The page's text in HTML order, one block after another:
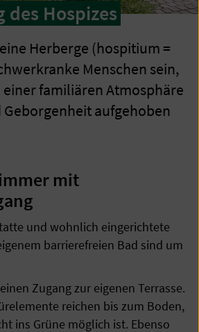
des Hospizes
Herberge (hospitium =
Menschen sein,
einer familiären Atmosphäre
Geborgenheit aufgehoben
mit
und wohnlich eingerichtete
barrierefreien Bad sind um
Zugang zur eigenen Terrasse.
reichen bis zum Boden,
ins Grüne möglich ist. Ebenso